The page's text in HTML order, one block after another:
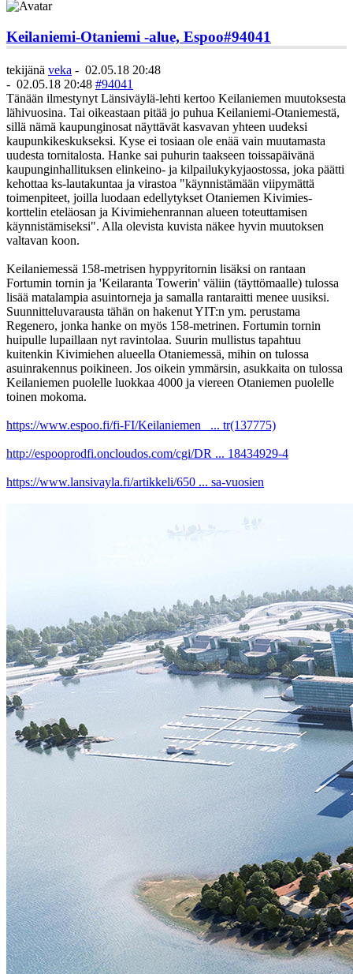
Keilaniemi-Otaniemi -alue, Espoo#94041
tekijänä veka - 02.05.18 20:48
- 02.05.18 20:48 #94041
Tänään ilmestynyt Länsiväylä-lehti kertoo Keilaniemen muutoksesta
lähivuosina. Tai oikeastaan pitää jo puhua Keilaniemi-Otaniemestä,
sillä nämä kaupunginosat näyttävät kasvavan yhteen uudeksi
kaupunkikeskukseksi. Kyse ei tosiaan ole enää vain muutamasta
uudesta tornitalosta. Hanke sai puhurin taakseen toissapäivänä
kaupunginhallituksen elinkeino- ja kilpailukykyjaostossa, joka päätti
kehottaa ks-lautakuntaa ja virastoa "käynnistämään viipymättä
toimenpiteet, joilla luodaan edellytykset Otaniemen Kivimies-
korttelin eteläosan ja Kivimiehenrannan alueen toteuttamisen
käynnistämiseksi". Alla olevista kuvista näkee hyvin muutoksen
valtavan koon.
Keilaniemessä 158-metrisen hyppyritornin lisäksi on rantaan
Fortumin tornin ja 'Keilaranta Towerin' väliin (täyttömaalle) tulossa
lisää matalampia asuintorneja ja samalla rantaraitti menee uusiksi.
Suunnitteluvarausta tähän on hakenut YIT:n ym. perustama
Regenero, jonka hanke on myös 158-metrinen. Fortumin tornin
huipulle lupaillaan nyt ravintolaa. Suurin mullistus tapahtuu
kuitenkin Kivimiehen alueella Otaniemessä, mihin on tulossa
asuinrakennus poikineen. Jos oikein ymmärsin, asukkaita on tulossa
Keilaniemen puolelle luokkaa 4000 ja viereen Otaniemen puolelle
toinen mokoma.
https://www.espoo.fi/fi-FI/Keilaniemen_ ... tr(137775)
http://espooprodfi.oncloudos.com/cgi/DR ... 18434929-4
https://www.lansivayla.fi/artikkeli/650 ... sa-vuosien